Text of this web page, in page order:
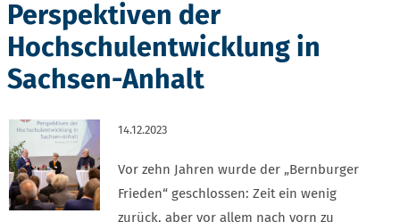
Perspektiven der
Hochschulentwicklung in
Sachsen-Anhalt
14.12.2023
Vor zehn Jahren wurde der „Bernburger
Frieden“ geschlossen: Zeit ein wenig
zurück, aber vor allem nach vorn zu